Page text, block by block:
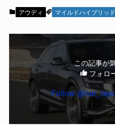
アウディ マイルドハイブリッド
この記事が
フォロ
Follow